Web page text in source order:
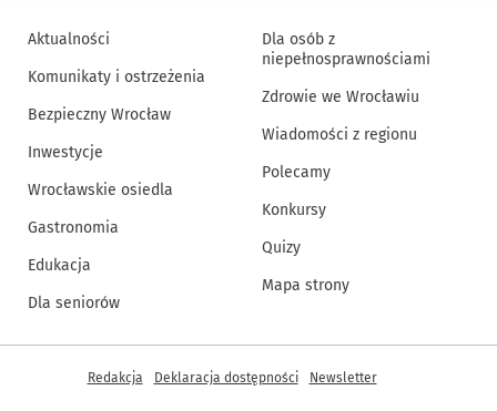
Aktualności
Komunikaty i ostrzeżenia
Bezpieczny Wrocław
Inwestycje
Wrocławskie osiedla
Gastronomia
Edukacja
Dla seniorów
Dla osób z
niepełnosprawnościami
Zdrowie we Wrocławiu
Wiadomości z regionu
Polecamy
Konkursy
Quizy
Mapa strony
Inne informacje
Redakcja Deklaracja dostępności Newsletter